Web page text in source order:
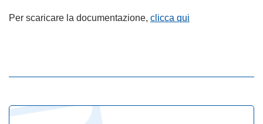
Per scaricare la documentazione, clicca qui